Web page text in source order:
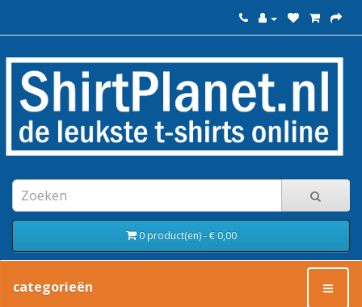
0 product(en) - € 0,00
categorieën